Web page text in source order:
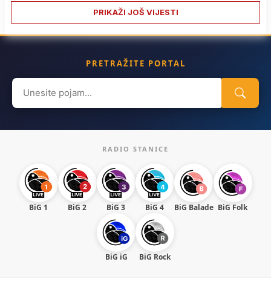
PRIKAŽI JOŠ VIJESTI
PRETRAŽITE PORTAL
Search
for:
RADIO STANICE
BiG 1 BiG 2 BiG 3 BiG 4 BiG Balade BiG Folk
BiG iG BiG Rock